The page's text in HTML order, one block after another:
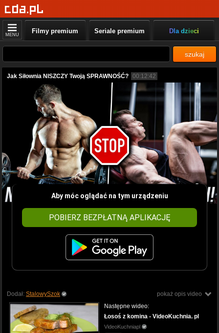
MENU Filmy premium Seriale premium Dla dzieci
szukaj
Jak Siłownia NISZCZY Twoją SPRAWNOŚĆ? 00:12:42
Aby móc oglądać na tym urządzeniu
POBIERZ BEZPŁATNĄ APLIKACJĘ
pokaż opis video
Dodał: StalowySzok
Następne wideo:
Łosoś z komina - VideoKuchnia. pl
VideoKuchniapl